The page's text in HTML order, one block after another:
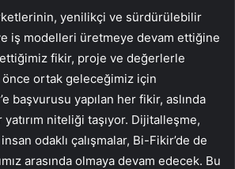
yenilikçi ve sürdürülebilir
iş modelleri üretmeye devam ettiğine
fikir, proje ve değerlerle
önce ortak geleceğimiz için
başvurusu yapılan her fikir, aslında
niteliği taşıyor. Dijitalleşme,
odaklı çalışmalar, Bi-Fikir’de de
arasında olmaya devam edecek. Bu